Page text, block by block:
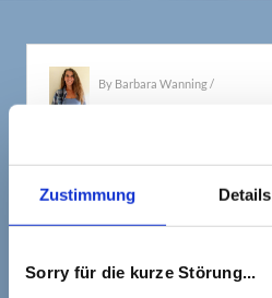
Zustimmung Details
Sorry für die kurze Störung...
By Barbara Wanning/